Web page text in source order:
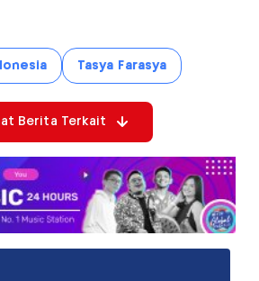
Tasya Farasya
Berita Terkait